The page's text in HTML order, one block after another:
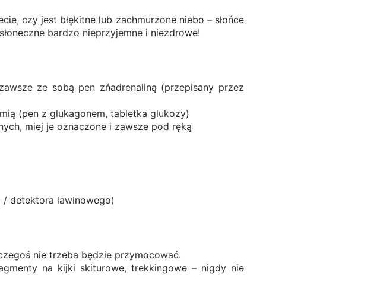
czy jest błękitne lub zachmurzone niebo – słońce
bardzo nieprzyjemne i niezdrowe!
ze sobą pen zńadrenaliną (przepisany przez
(pen z glukagonem, tabletka glukozy)
miej je oznaczone i zawsze pod ręką
/ detektora lawinowego)
nie trzeba będzie przymocować.
na kijki skiturowe, trekkingowe – nigdy nie